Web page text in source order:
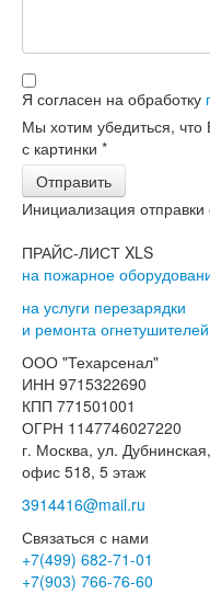
Я согласен на обработку
Мы хотим убедиться,
с картинки *
Отправить
Инициализация
ПРАЙС-ЛИСТ XLS
на пожарное
на услуги перезарядки
и ремонта огнетушителей
ООО "Техарсенал"
ИНН 9715322690
КПП 771501001
ОГРН 1147746027220
г. Москва, ул.
офис 518, 5 этаж
3914416@mail.ru
Связаться с нами
+7(499) 682-71-01
+7(903) 766-76-60